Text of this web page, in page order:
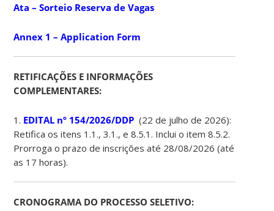
Ata – Sorteio Reserva de Vagas
Annex 1 – Application Form
RETIFICAÇÕES E INFORMAÇÕES
COMPLEMENTARES:
1. EDITAL nº 154/2026/DDP (22 de julho de 2026):
Retifica os itens 1.1., 3.1., e 8.5.1. Inclui o item 8.5.2.
Prorroga o prazo de inscrições até 28/08/2026 (até
as 17 horas).
CRONOGRAMA DO PROCESSO SELETIVO: